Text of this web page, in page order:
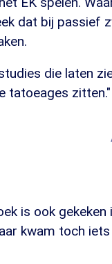
dat bij passief
die laten
tatoeages zitten."
is ook gekeken
kwam toch